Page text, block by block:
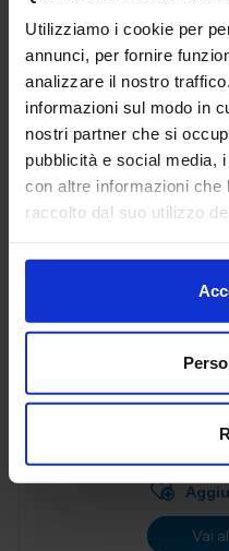
Utilizziamo i cookie per
annunci, per fornire
analizzare il nostro
informazioni sul modo in
nostri partner che si
pubblicità e social media,
con altre informazioni che
raccolto dal suo utilizzo
Vai
Dal 1999, Authon si è
questi trent'anni, il nostro
Vai